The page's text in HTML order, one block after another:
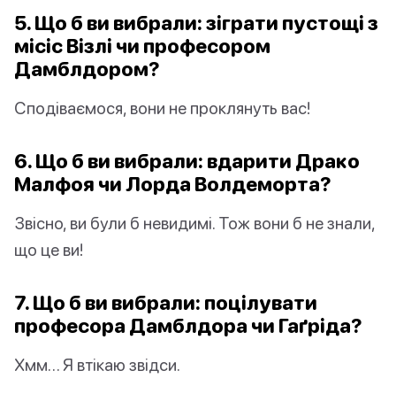
5. Що б ви вибрали: зіграти пустощі з
місіс Візлі чи професором
Дамблдором?
Сподіваємося, вони не проклянуть вас!
6. Що б ви вибрали: вдарити Драко
Малфоя чи Лорда Волдеморта?
Звісно, ви були б невидимі. Тож вони б не знали,
що це ви!
7. Що б ви вибрали: поцілувати
професора Дамблдора чи Гаґріда?
Хмм… Я втікаю звідси.